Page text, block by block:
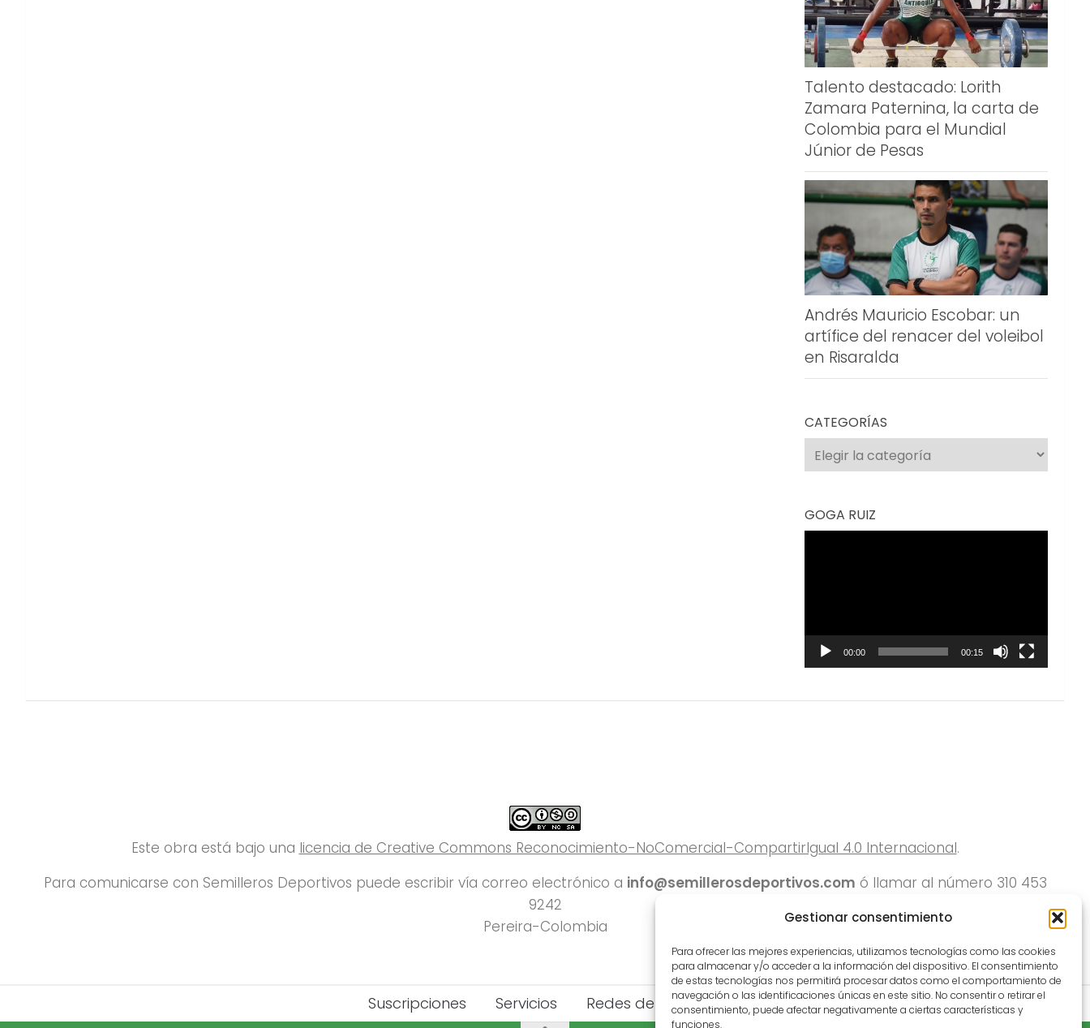
Gestionar consentimiento
Para ofrecer las mejores experiencias, utilizamos tecnologías como las cookies
para almacenar y/o acceder a la información del dispositivo. El consentimiento
de estas tecnologías nos permitirá procesar datos como el comportamiento de
navegación o las identificaciones únicas en este sitio. No consentir o retirar el
consentimiento, puede afectar negativamente a ciertas características y
funciones.
Talento destacado: Lorith
Zamara Paternina, la carta de
Colombia para el Mundial
Júnior de Pesas
Andrés Mauricio Escobar: un
artífice del renacer del voleibol
en Risaralda
CATEGORÍAS
Categorías
GOGA RUIZ
00:00 00:15
Este obra está bajo una licencia de Creative Commons Reconocimiento-NoComercial-CompartirIgual 4.0 Internacional.
Para comunicarse con Semilleros Deportivos puede escribir vía correo electrónico a info@semillerosdeportivos.com ó llamar al número 310 453
9242
Pereira-Colombia
Suscripciones Servicios Redes del Deporte